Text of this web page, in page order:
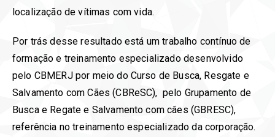
localização de vítimas com vida.
Por trás desse resultado está um trabalho contínuo de
formação e treinamento especializado desenvolvido
pelo CBMERJ por meio do Curso de Busca, Resgate e
Salvamento com Cães (CBReSC), pelo Grupamento de
Busca e Regate e Salvamento com cães (GBRESC),
referência no treinamento especializado da corporação.